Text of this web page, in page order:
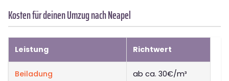
Kosten für deinen Umzug nach Neapel
Leistung Richtwert
Beiladung ab ca. 30€/m³